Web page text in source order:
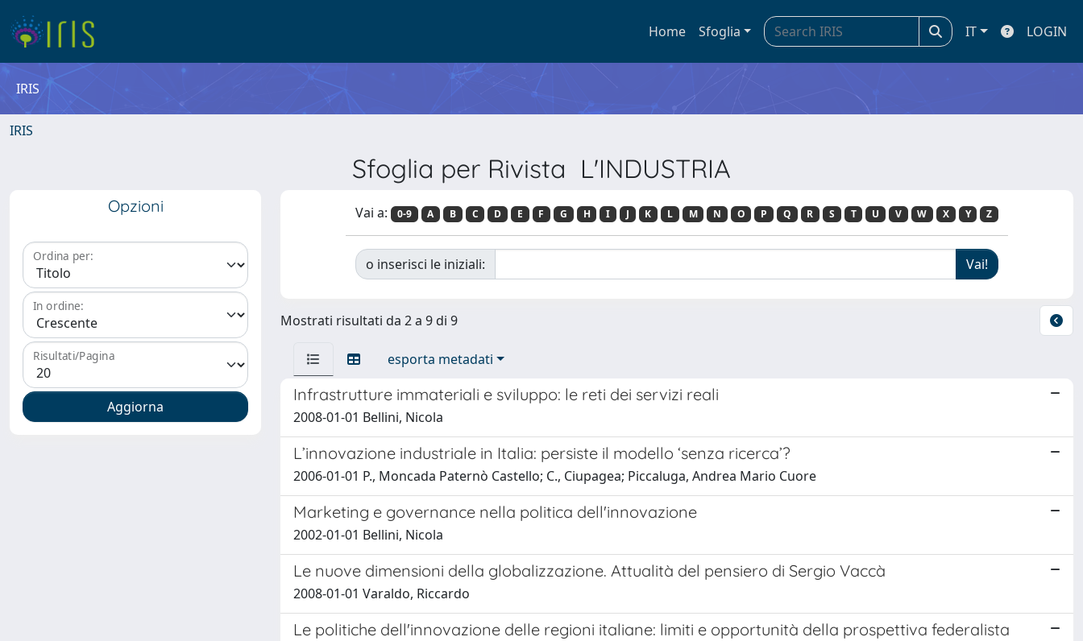
Home Sfoglia IT LOGIN
IRIS
IRIS
Sfoglia per Rivista L'INDUSTRIA
Opzioni
Ordina per:
In ordine:
Risultati/Pagina
Vai a: 0-9 A B C D E F G H I J K L M N O P Q R S T U V W X Y Z
o inserisci le iniziali:
Mostrati risultati da 2 a 9 di 9
esporta metadati
Infrastrutture immateriali e sviluppo: le reti dei servizi reali
2008-01-01 Bellini, Nicola
L’innovazione industriale in Italia: persiste il modello ‘senza ricerca’?
2006-01-01 P., Moncada Paternò Castello; C., Ciupagea; Piccaluga, Andrea Mario Cuore
Marketing e governance nella politica dell'innovazione
2002-01-01 Bellini, Nicola
Le nuove dimensioni della globalizzazione. Attualità del pensiero di Sergio Vaccà
2008-01-01 Varaldo, Riccardo
Le politiche dell'innovazione delle regioni italiane: limiti e opportunità della prospettiva federalista